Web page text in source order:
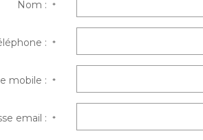
Nom :*
:*
mobile :*
email :*